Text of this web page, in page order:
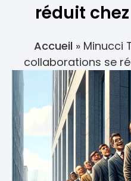
réduit
Accueil » Minucci
collaborations se